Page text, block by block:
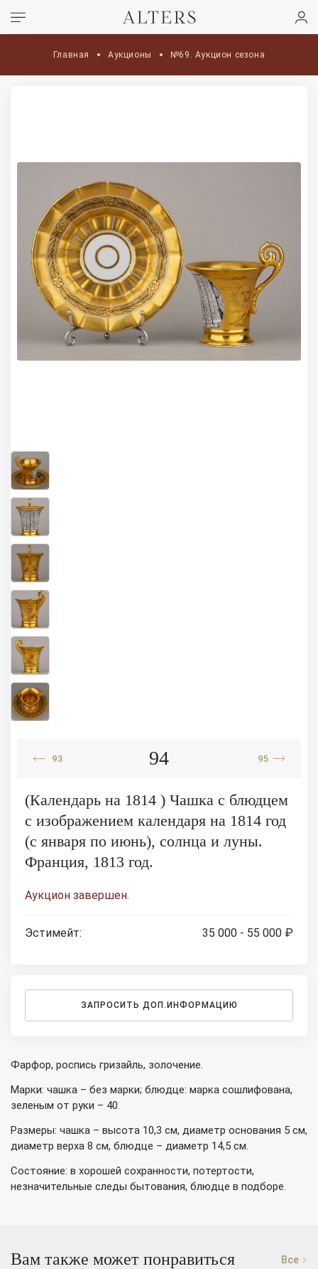
Главная Аукционы №69. Аукцион сезона
93 94 95
(Календарь на 1814 ) Чашка с блюдцем
с изображением календаря на 1814 год
(с января по июнь), солнца и луны.
Франция, 1813 год.
Аукцион завершен.
Эстимейт: 35 000 - 55 000 ₽
ЗАПРОСИТЬ ДОП.ИНФОРМАЦИЮ
Фарфор, роспись гризайль, золочение.
Марки: чашка – без марки; блюдце: марка сошлифована,
зеленым от руки – 40.
Размеры: чашка – высота 10,3 см, диаметр основания 5 см,
диаметр верха 8 см, блюдце – диаметр 14,5 см.
Состояние: в хорошей сохранности, потертости,
незначительные следы бытования, блюдце в подборе.
Вам также может понравиться Все